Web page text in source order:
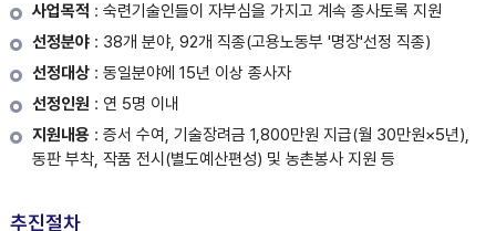
사업목적 : 숙련기술인들이 자부심을 가지고 계속 종사토록 지원
선정분야: 38개 분야, 92개 직종(고용노동부 '명장'선정 직종)
선정대상: 동일분야에 15년 이상 종사자
선정인원 : 연 5명 이내
지원내용: 증서 수여, 기술장려금 1,800만원 지급(월 30만원×5년),
동판 부착, 작품 전시(별도예산편성) 및 농촌봉사 지원 등
추진절차